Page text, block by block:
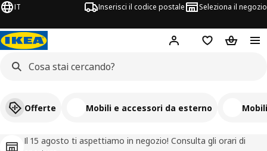
IT Inserisci il codice postale Seleziona il negozio
Hej! AccediLista deiCarrello
Il 15 agosto ti aspettiamo in negozio! Consulta gli orari di
Offerte Mobili e accessori da esterno